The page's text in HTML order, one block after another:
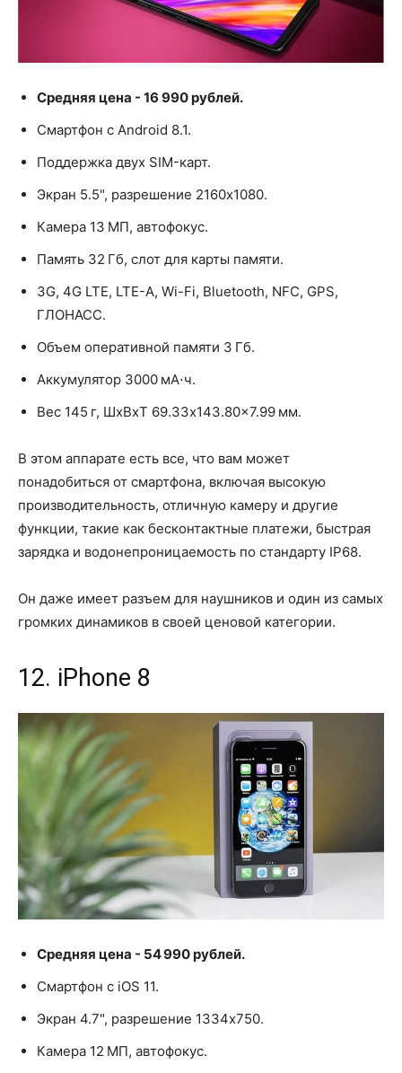
Средняя цена - 16 990 рублей.
Смартфон с Android 8.1.
Поддержка двух SIM-карт.
Экран 5.5", разрешение 2160x1080.
Камера 13 МП, автофокус.
Память 32 Гб, слот для карты памяти.
3G, 4G LTE, LTE-A, Wi-Fi, Bluetooth, NFC, GPS,
ГЛОНАСС.
Объем оперативной памяти 3 Гб.
Аккумулятор 3000 мА⋅ч.
Вес 145 г, ШxВxТ 69.33x143.80x7.99 мм.
В этом аппарате есть все, что вам может
понадобиться от смартфона, включая высокую
производительность, отличную камеру и другие
функции, такие как бесконтактные платежи, быстрая
зарядка и водонепроницаемость по стандарту IP68.
Он даже имеет разъем для наушников и один из самых
громких динамиков в своей ценовой категории.
12. iPhone 8
Средняя цена - 54 990 рублей.
Смартфон с iOS 11.
Экран 4.7", разрешение 1334x750.
Камера 12 МП, автофокус.